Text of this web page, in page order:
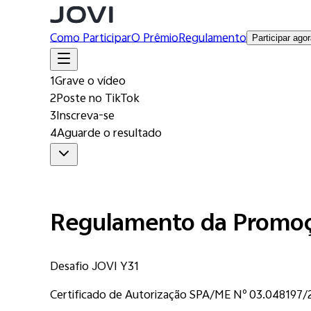
Como ParticiparO PrêmioRegulamento Participar
1Grave o vídeo
2Poste no TikTok
3Inscreva-se
4Aguarde o resultado
Vídeo de até 1 min no TikTok com sua história
2
Poste no TikTok
Regulamento da
Desafio JOVI Y31
Certificado de Autorização SPA/ME Nº